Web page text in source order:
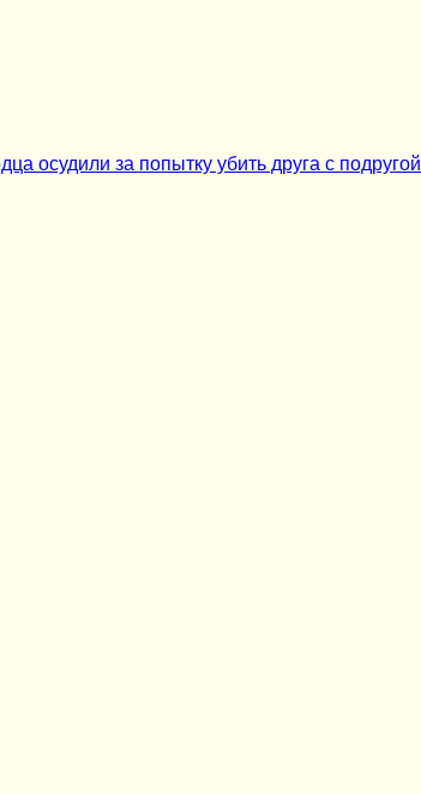
осудили за попытку убить друга с подругой